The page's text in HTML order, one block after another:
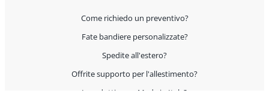
Come richiedo un preventivo?
Fate bandiere personalizzate?
Spedite all'estero?
Offrite supporto per l'allestimento?
I prodotti sono Made in Italy?